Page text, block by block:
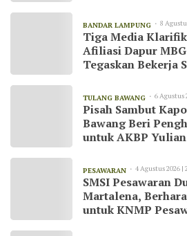
BANDAR LAMPUNG 8
Tiga Media
Afiliasi Dapur
Tegaskan Bekerja
TULANG BAWANG 6 Agustus
Pisah Sambut
Bawang Beri
untuk AKBP
PESAWARAN 4 Agustus 2026 |
SMSI Pesawaran
Martalena,
untuk KNMP